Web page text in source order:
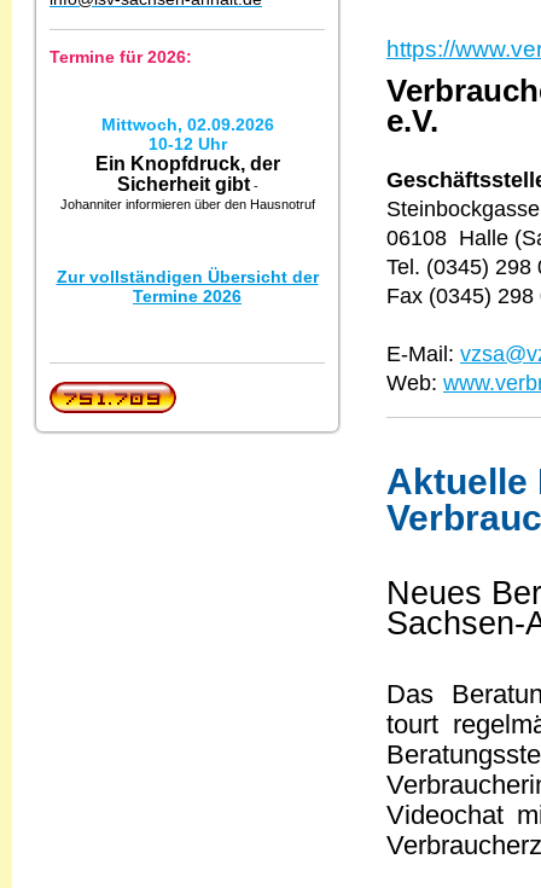
Termine für 2026:
Mittwoch, 02.09.2026
10-12 Uhr
Ein Knopfdruck, der
Sicherheit gibt-
Johanniter informieren über den Hausnotruf
Zur vollständigen Übersicht der
Termine 2026
https://
e.V.
06108 Halle
Tel. (0345) 298
Fax (0345) 298
E-Mail:
Web:
Aktuelle
Neues
Sachsen-
Das
tourt
Videochat